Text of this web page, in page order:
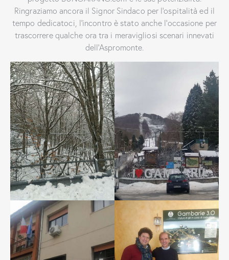
Ringraziamo ancora il Signor Sindaco per l’ospitalità ed il
tempo dedicatoci, l’incontro è stato anche l’occasione per
trascorrere qualche ora tra i meravigliosi scenari innevati
dell’Aspromonte.